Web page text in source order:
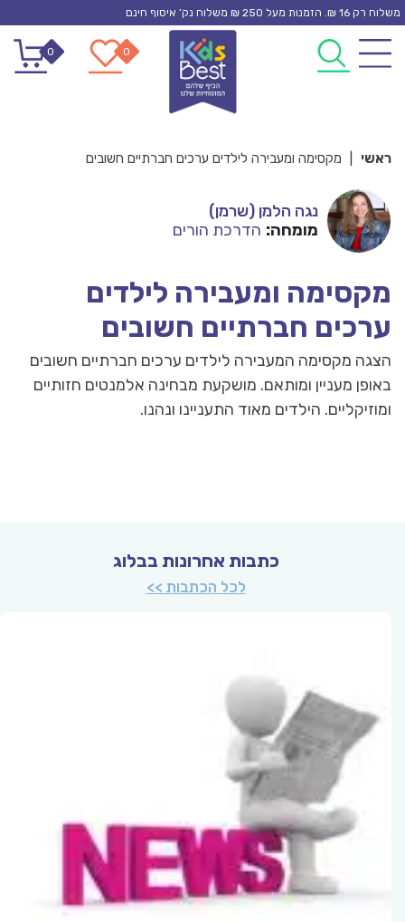
Skip
content
משלוח רק 16 ₪. הזמנות מעל 250 ₪ משלוח נק’ איסוף חינם
0
0
ראשי מקסימה ומעבירה לילדים ערכים חברתיים חשובים
נגה הלמן (שרמן)
מומחה: הדרכת הורים
מקסימה ומעבירה לילדים
ערכים חברתיים חשובים
הצגה מקסימה המעבירה לילדים ערכים חברתיים חשובים
באופן מעניין ומותאם. מושקעת מבחינה אלמנטים חזותיים
ומוזיקליים. הילדים מאוד התעניינו ונהנו.
כתבות אחרונות בבלוג
לכל הכתבות >>